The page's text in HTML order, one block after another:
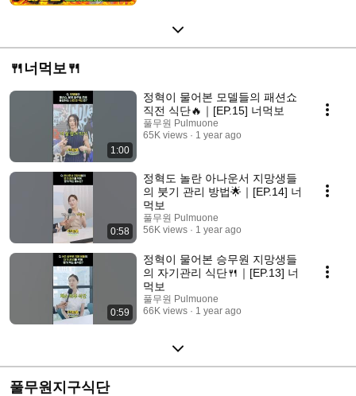
🍴너먹보🍴
1:00
정혁이 물어본 모델들의 패션쇼
직전 식단🔥｜[EP.15] 너먹보
풀무원 Pulmuone
65K views
1 year ago
0:58
정혁도 놀란 아나운서 지망생들
의 붓기 관리 방법🌟｜[EP.14] 너
먹보
풀무원 Pulmuone
56K views
1 year ago
0:59
정혁이 물어본 승무원 지망생들
의 자기관리 식단🍴｜[EP.13] 너
먹보
풀무원 Pulmuone
66K views
1 year ago
풀무원지구식단